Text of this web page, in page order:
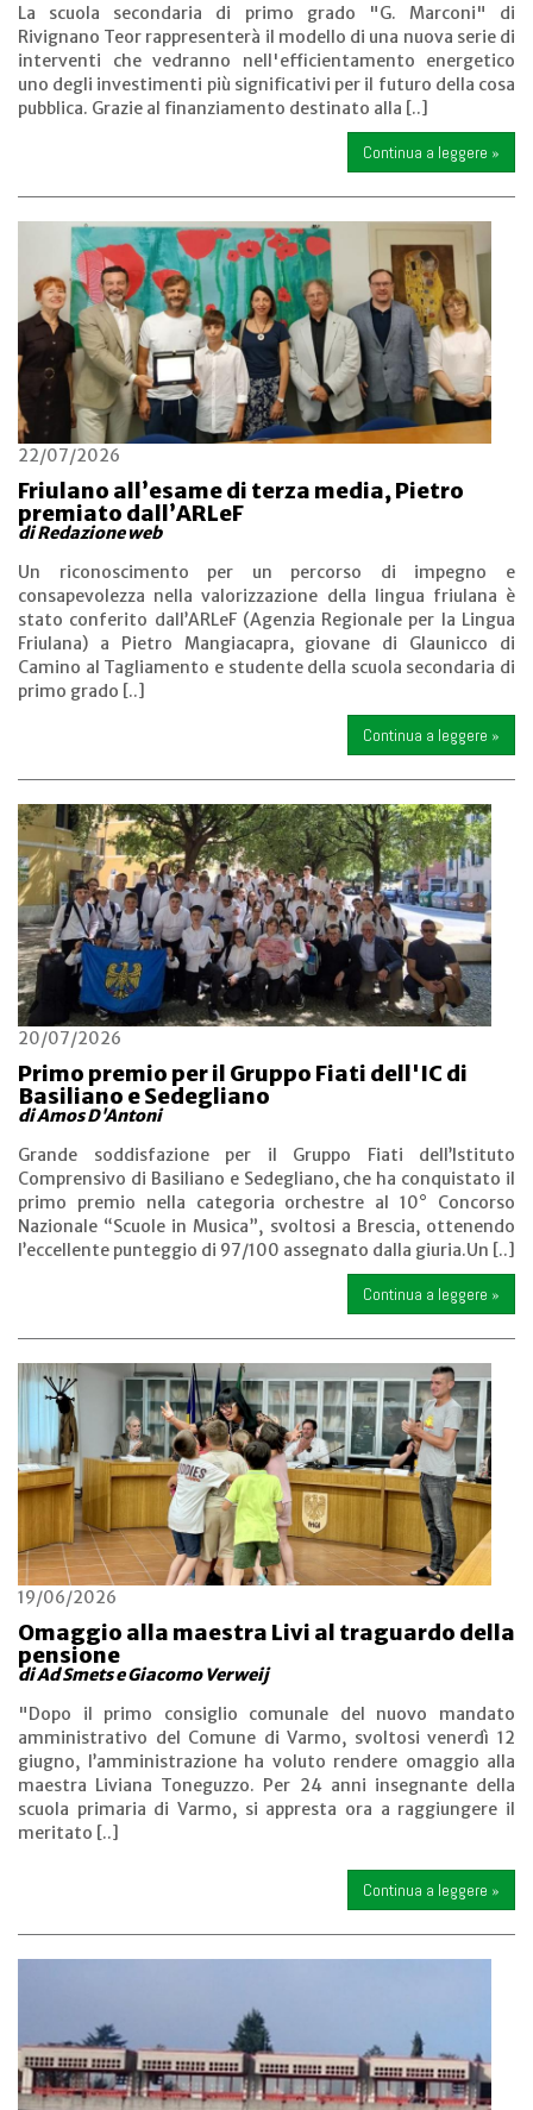
La scuola secondaria di primo grado "G. Marconi" di
Rivignano Teor rappresenterà il modello di una nuova serie di
interventi che vedranno nell'efficientamento energetico
uno degli investimenti più significativi per il futuro della cosa
pubblica. Grazie al finanziamento destinato alla [..]
Continua a leggere »
22/07/2026
Friulano all’esame di terza media, Pietro
premiato dall’ARLeF
di Redazione web
Un riconoscimento per un percorso di impegno e
consapevolezza nella valorizzazione della lingua friulana è
stato conferito dall’ARLeF (Agenzia Regionale per la Lingua
Friulana) a Pietro Mangiacapra, giovane di Glaunicco di
Camino al Tagliamento e studente della scuola secondaria di
primo grado [..]
Continua a leggere »
20/07/2026
Primo premio per il Gruppo Fiati dell'IC di
Basiliano e Sedegliano
di Amos D'Antoni
Grande soddisfazione per il Gruppo Fiati dell’Istituto
Comprensivo di Basiliano e Sedegliano, che ha conquistato il
primo premio nella categoria orchestre al 10° Concorso
Nazionale “Scuole in Musica”, svoltosi a Brescia, ottenendo
l’eccellente punteggio di 97/100 assegnato dalla giuria.Un [..]
Continua a leggere »
19/06/2026
Omaggio alla maestra Livi al traguardo della
pensione
di Ad Smets e Giacomo Verweij
"Dopo il primo consiglio comunale del nuovo mandato
amministrativo del Comune di Varmo, svoltosi venerdì 12
giugno, l’amministrazione ha voluto rendere omaggio alla
maestra Liviana Toneguzzo. Per 24 anni insegnante della
scuola primaria di Varmo, si appresta ora a raggiungere il
meritato [..]
Continua a leggere »